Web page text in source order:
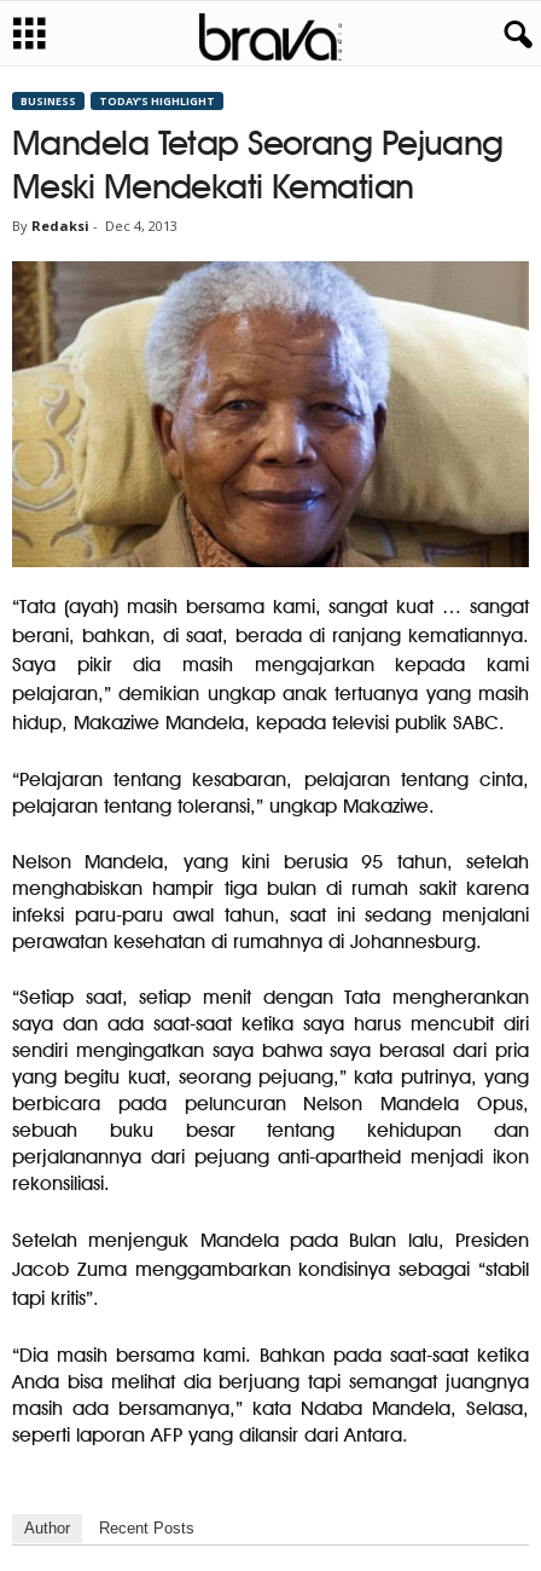
BUSINESS TODAY’S HIGHLIGHT
Mandela Tetap Seorang Pejuang
Meski Mendekati Kematian
By Redaksi - Dec 4, 2013
“Tata (ayah) masih bersama kami, sangat kuat … sangat
berani, bahkan, di saat, berada di ranjang kematiannya.
Saya pikir dia masih mengajarkan kepada kami
pelajaran,” demikian ungkap anak tertuanya yang masih
hidup, Makaziwe Mandela, kepada televisi publik SABC.
“Pelajaran tentang kesabaran, pelajaran tentang cinta,
pelajaran tentang toleransi,” ungkap Makaziwe.
Nelson Mandela, yang kini berusia 95 tahun, setelah
menghabiskan hampir tiga bulan di rumah sakit karena
infeksi paru-paru awal tahun, saat ini sedang menjalani
perawatan kesehatan di rumahnya di Johannesburg.
“Setiap saat, setiap menit dengan Tata mengherankan
saya dan ada saat-saat ketika saya harus mencubit diri
sendiri mengingatkan saya bahwa saya berasal dari pria
yang begitu kuat, seorang pejuang,” kata putrinya, yang
berbicara pada peluncuran Nelson Mandela Opus,
sebuah buku besar tentang kehidupan dan
perjalanannya dari pejuang anti-apartheid menjadi ikon
rekonsiliasi.
Setelah menjenguk Mandela pada Bulan lalu, Presiden
Jacob Zuma menggambarkan kondisinya sebagai “stabil
tapi kritis”.
“Dia masih bersama kami. Bahkan pada saat-saat ketika
Anda bisa melihat dia berjuang tapi semangat juangnya
masih ada bersamanya,” kata Ndaba Mandela, Selasa,
seperti laporan AFP yang dilansir dari Antara.
Author Recent Posts